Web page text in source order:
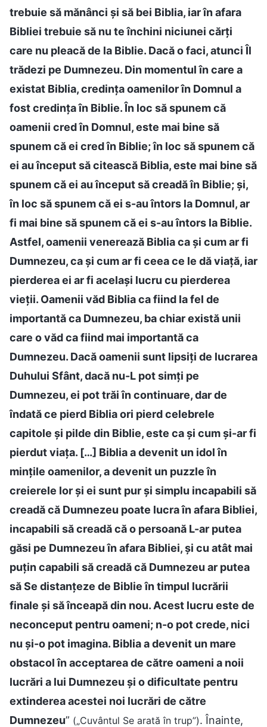
trebuie să mănânci și să bei Biblia, iar în afara
Bibliei trebuie să nu te închini niciunei cărţi
care nu pleacă de la Biblie. Dacă o faci, atunci Îl
trădezi pe Dumnezeu. Din momentul în care a
existat Biblia, credința oamenilor în Domnul a
fost credința în Biblie. În loc să spunem că
oamenii cred în Domnul, este mai bine să
spunem că ei cred în Biblie; în loc să spunem că
ei au început să citească Biblia, este mai bine să
spunem că ei au început să creadă în Biblie; și,
în loc să spunem că ei s-au întors la Domnul, ar
fi mai bine să spunem că ei s-au întors la Biblie.
Astfel, oamenii venerează Biblia ca și cum ar fi
Dumnezeu, ca și cum ar fi ceea ce le dă viață, iar
pierderea ei ar fi același lucru cu pierderea
vieții. Oamenii văd Biblia ca fiind la fel de
importantă ca Dumnezeu, ba chiar există unii
care o văd ca fiind mai importantă ca
Dumnezeu. Dacă oamenii sunt lipsiţi de lucrarea
Duhului Sfânt, dacă nu-L pot simți pe
Dumnezeu, ei pot trăi în continuare, dar de
îndată ce pierd Biblia ori pierd celebrele
capitole și pilde din Biblie, este ca și cum și-ar fi
pierdut viața. […] Biblia a devenit un idol în
mințile oamenilor, a devenit un puzzle în
creierele lor și ei sunt pur și simplu incapabili să
creadă că Dumnezeu poate lucra în afara Bibliei,
incapabili să creadă că o persoană L-ar putea
găsi pe Dumnezeu în afara Bibliei, și cu atât mai
puțin capabili să creadă că Dumnezeu ar putea
să Se distanţeze de Biblie în timpul lucrării
finale și să înceapă din nou. Acest lucru este de
neconceput pentru oameni; n-o pot crede, nici
nu și-o pot imagina. Biblia a devenit un mare
obstacol în acceptarea de către oameni a noii
lucrări a lui Dumnezeu și o dificultate pentru
extinderea acestei noi lucrări de către
Dumnezeu” („Cuvântul Se arată în trup”). Înainte,